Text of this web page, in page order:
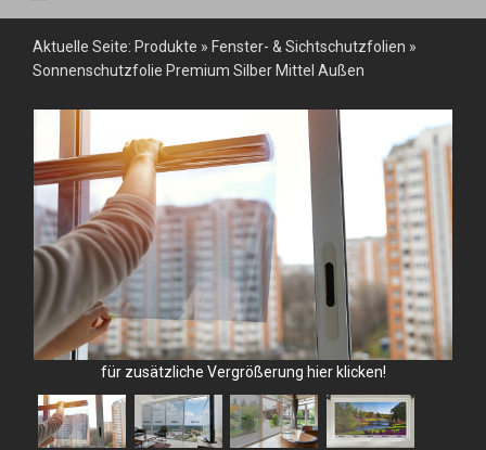
Aktuelle Seite: Produkte » Fenster- & Sichtschutzfolien »
Sonnenschutzfolie Premium Silber Mittel Außen
für zusätzliche Vergrößerung hier klicken!